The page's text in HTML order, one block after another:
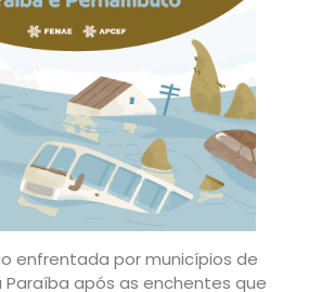
enfrentada por municípios de
após as enchentes que